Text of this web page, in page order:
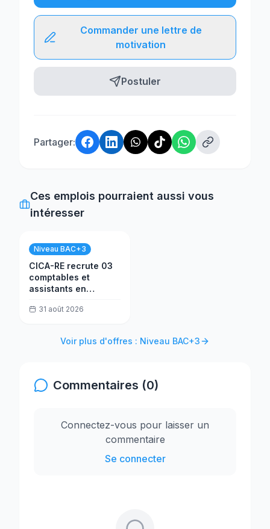
Commander une lettre de
motivation
Postuler
Partager:
Ces emplois pourraient aussi vous
intéresser
Niveau BAC+3
CICA-RE recrute 03
comptables et
assistants en
31 août 2026
Voir plus d'offres : Niveau BAC+3
Commentaires (0)
Connectez-vous pour laisser un
commentaire
Se connecter